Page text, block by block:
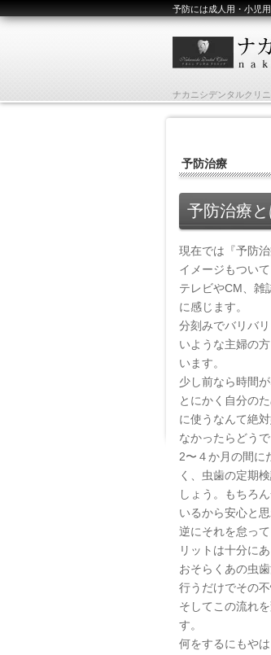
予防には成人用・小児
ナカニシデンタルクリ
予防治療
予防治療と
現在では『予防
イメージもつい
テレビやCM、雑
に感じます。
分刻みでバリバ
いような主婦の
います。
少し前なら時間
とにかく自分の
に使うなんて絶
なかったらどうで
2〜４か月の間に
く、虫歯の定期
しょう。もちろ
いるから安心と
逆にそれを怠っ
リットは十分に
おそらくあの虫
行うだけでその
そしてこの流れ
す。
何をするにもや